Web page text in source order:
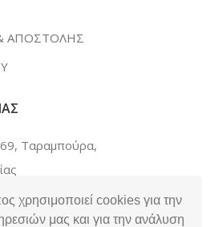
χρησιμοποιεί cookies για την
μας και για την ανάλυση
ΑΠΟΣΤΟΛΗΣ
Ταραμπούρα,